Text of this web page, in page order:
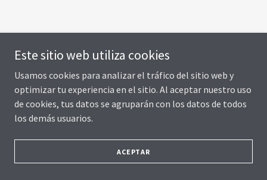
Este sitio web utiliza cookies
Usamos cookies para analizar el tráfico del sitio web y
optimizar tu experiencia en el sitio. Al aceptar nuestro uso
de cookies, tus datos se agruparán con los datos de todos
los demás usuarios.
ACEPTAR